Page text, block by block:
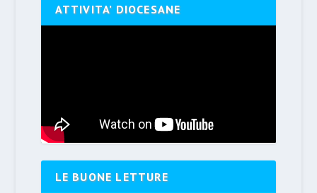
ATTIVITA’ DIOCESANE
LE BUONE LETTURE